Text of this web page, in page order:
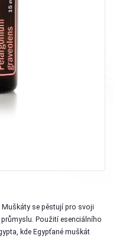
se pěstují pro svoji
Použití esenciálního
kde Egypťané muškát